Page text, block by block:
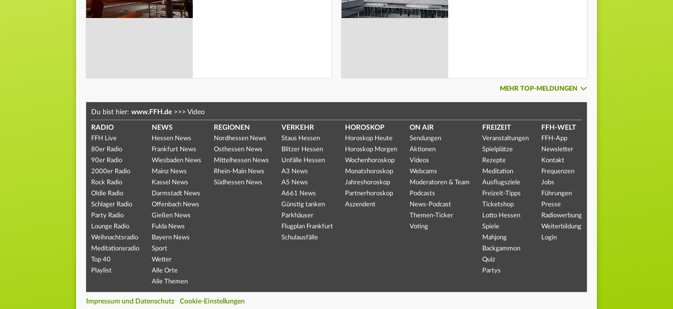
MEHR TOP-MELDUNGEN
Du bist hier: www.FFH.de >>> Video
RADIO
FFH Live
80er Radio
90er Radio
2000er Radio
Rock Radio
Oldie Radio
Schlager Radio
Party Radio
Lounge Radio
Weihnachtsradio
Meditationsradio
Top 40
Playlist
NEWS
Hessen News
Frankfurt News
Wiesbaden News
Mainz News
Kassel News
Darmstadt News
Offenbach News
Gießen News
Fulda News
Bayern News
Sport
Wetter
Alle Orte
Alle Themen
REGIONEN
Nordhessen News
Osthessen News
Mittelhessen News
Rhein-Main News
Südhessen News
VERKEHR
Staus Hessen
Blitzer Hessen
Unfälle Hessen
A3 News
A5 News
A661 News
Günstig tanken
Parkhäuser
Flugplan Frankfurt
Schulausfälle
HOROSKOP
Horoskop Heute
Horoskop Morgen
Wochenhoroskop
Monatshoroskop
Jahreshoroskop
Partnerhoroskop
Aszendent
ON AIR
Sendungen
Aktionen
Videos
Webcams
Moderatoren & Team
Podcasts
News-Podcast
Themen-Ticker
Voting
FREIZEIT
Veranstaltungen
Spielplätze
Rezepte
Meditation
Ausflugsziele
Freizeit-Tipps
Ticketshop
Lotto Hessen
Spiele
Mahjong
Backgammon
Quiz
Partys
FFH-WELT
FFH-App
Newsletter
Kontakt
Frequenzen
Jobs
Führungen
Presse
Radiowerbung
Weiterbildung
Login
Impressum und Datenschutz Cookie-Einstellungen